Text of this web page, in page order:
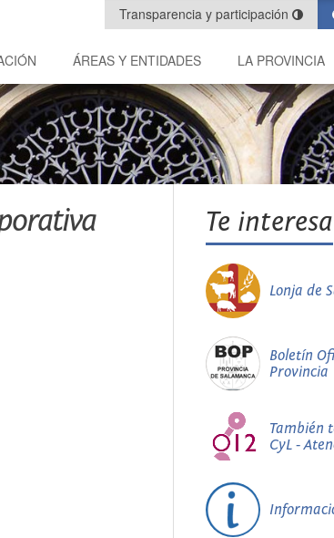
Transparencia y participación
ÁREAS Y ENTIDADES LA PROVINCIA
Te interesa
Lonja de
Boletín
Provincia
También
CyL -